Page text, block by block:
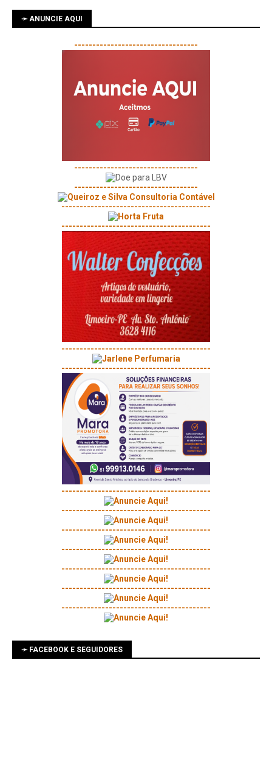
➛ ANUNCIE AQUI
----------------------------------
----------------------------------
----------------------------------
-----------------------------------------
-----------------------------------------
-----------------------------------------
-----------------------------------------
-----------------------------------------
-----------------------------------------
-----------------------------------------
-----------------------------------------
-----------------------------------------
-----------------------------------------
-----------------------------------------
➛ FACEBOOK E SEGUIDORES